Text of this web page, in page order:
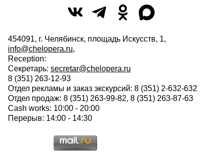
454091, г. Челябинск, площадь Искусств, 1,
info@chelopera.ru,
Reception:
Секретарь: secretar@chelopera.ru
8 (351) 263-12-93
Отдел рекламы и заказ экскурсий: 8 (351) 2-632-632
Отдел продаж: 8 (351) 263-99-82, 8 (351) 263-87-63
Cash works: 10:00 - 20:00
Перерыв: 14:00 - 14:30